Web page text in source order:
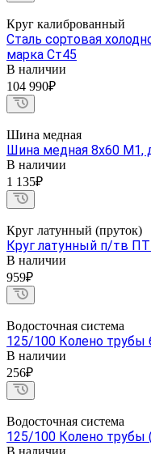
Круг калиброванный
Сталь сортовая
марка Ст45
В наличии
104 990₽
Шина медная
Шина медная 8х60 М1,
В наличии
1 135₽
Круг латунный (пруток)
Круг латунный п/тв
В наличии
959₽
Водосточная система
125/100 Колено трубы
В наличии
256₽
Водосточная система
125/100 Колено трубы